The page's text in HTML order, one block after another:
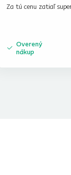
Za tú cenu zatiaľ
Overený
nákup